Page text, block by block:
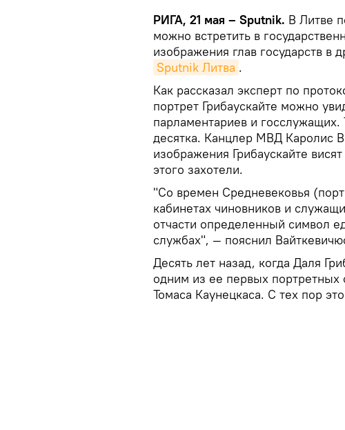
РИГА, 21 мая – Sputnik. В Литве
можно встретить в
изображения глав государств в
Sputnik Литва .
Как рассказал эксперт по
портрет Грибаускайте можно
парламентариев и
десятка. Канцлер МВД Каролис
изображения Грибаускайте
этого захотели.
"Со времен Средневековья
кабинетах чиновников и
отчасти определенный символ
службах", — пояснил
Десять лет назад, когда Даля
одним из ее первых портретных
Томаса Каунецкаса. С тех пор